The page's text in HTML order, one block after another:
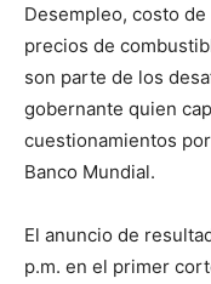
Desempleo, costo
precios de
son parte de los
gobernante quien
cuestionamientos
Banco Mundial.
El anuncio de
p.m. en el primer